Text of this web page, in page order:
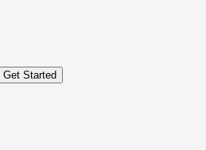
Get Started